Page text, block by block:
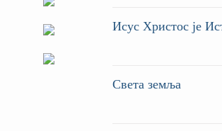
Исус Христос је
Света земља